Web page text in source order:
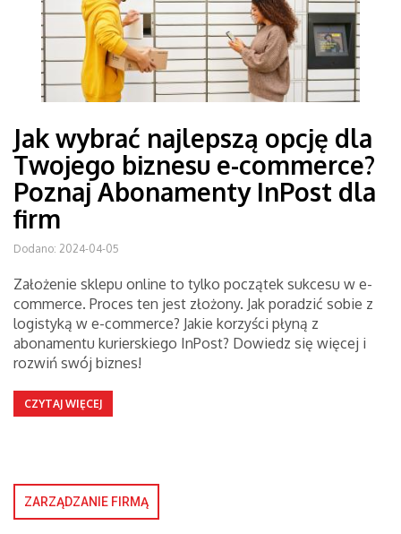
Jak wybrać najlepszą opcję dla
Twojego biznesu e-commerce?
Poznaj Abonamenty InPost dla
firm
Dodano: 2024-04-05
Założenie sklepu online to tylko początek sukcesu w e-
commerce. Proces ten jest złożony. Jak poradzić sobie z
logistyką w e-commerce? Jakie korzyści płyną z
abonamentu kurierskiego InPost? Dowiedz się więcej i
rozwiń swój biznes!
CZYTAJ WIĘCEJ
ZARZĄDZANIE FIRMĄ